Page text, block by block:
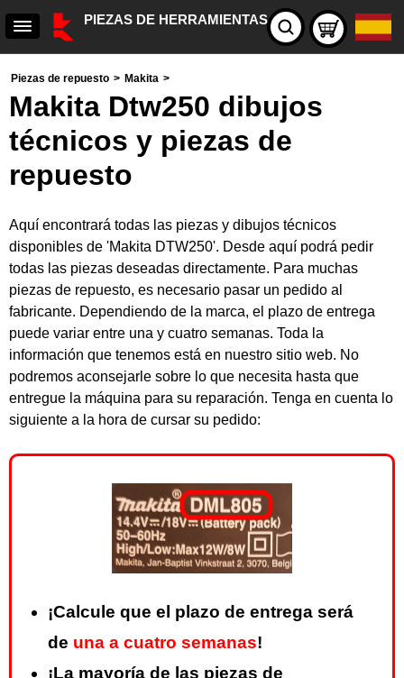
PIEZAS DE HERRAMIENTAS
Piezas de repuesto > Makita >
Makita Dtw250 dibujos
técnicos y piezas de
repuesto
Aquí encontrará todas las piezas y dibujos técnicos
disponibles de 'Makita DTW250'. Desde aquí podrá pedir
todas las piezas deseadas directamente. Para muchas
piezas de repuesto, es necesario pasar un pedido al
fabricante. Dependiendo de la marca, el plazo de entrega
puede variar entre una y cuatro semanas. Toda la
información que tenemos está en nuestro sitio web. No
podremos aconsejarle sobre lo que necesita hasta que
entregue la máquina para su reparación. Tenga en cuenta lo
siguiente a la hora de cursar su pedido:
¡Calcule que el plazo de entrega será
de una a cuatro semanas!
¡La mayoría de las piezas de